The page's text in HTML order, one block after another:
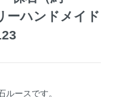
ーハンドメイド
ルースです。